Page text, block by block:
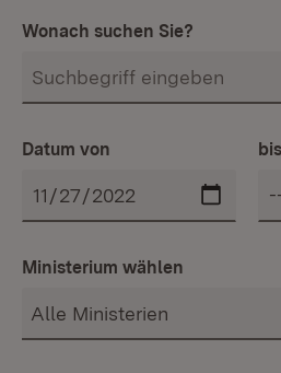
Wonach suchen Sie?
Datum von bis
Ministerium wählen